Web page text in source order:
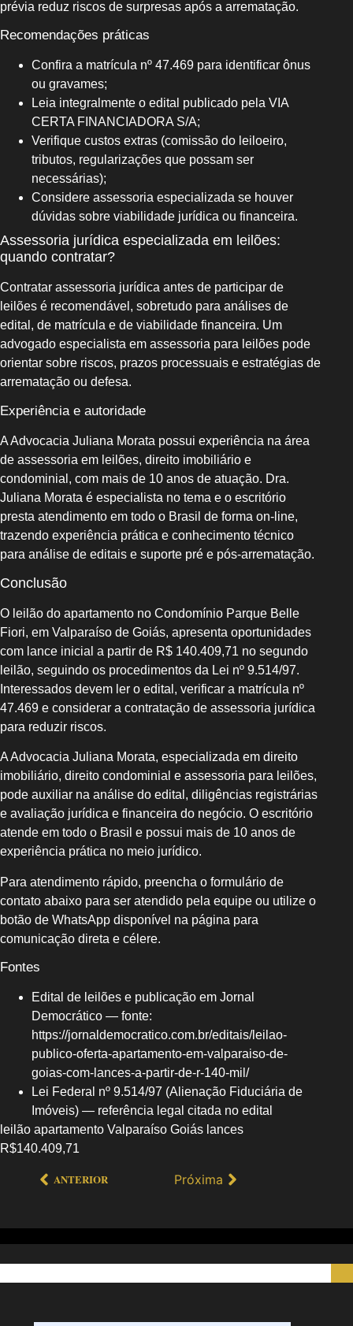
prévia reduz riscos de surpresas após a arrematação.
Recomendações práticas
Confira a matrícula nº 47.469 para identificar ônus
ou gravames;
Leia integralmente o edital publicado pela VIA
CERTA FINANCIADORA S/A;
Verifique custos extras (comissão do leiloeiro,
tributos, regularizações que possam ser
necessárias);
Considere assessoria especializada se houver
dúvidas sobre viabilidade jurídica ou financeira.
Assessoria jurídica especializada em leilões:
quando contratar?
Contratar assessoria jurídica antes de participar de
leilões é recomendável, sobretudo para análises de
edital, de matrícula e de viabilidade financeira. Um
advogado especialista em assessoria para leilões pode
orientar sobre riscos, prazos processuais e estratégias de
arrematação ou defesa.
Experiência e autoridade
A Advocacia Juliana Morata possui experiência na área
de assessoria em leilões, direito imobiliário e
condominial, com mais de 10 anos de atuação. Dra.
Juliana Morata é especialista no tema e o escritório
presta atendimento em todo o Brasil de forma on-line,
trazendo experiência prática e conhecimento técnico
para análise de editais e suporte pré e pós-arrematação.
Conclusão
O leilão do apartamento no Condomínio Parque Belle
Fiori, em Valparaíso de Goiás, apresenta oportunidades
com lance inicial a partir de R$ 140.409,71 no segundo
leilão, seguindo os procedimentos da Lei nº 9.514/97.
Interessados devem ler o edital, verificar a matrícula nº
47.469 e considerar a contratação de assessoria jurídica
para reduzir riscos.
A Advocacia Juliana Morata, especializada em direito
imobiliário, direito condominial e assessoria para leilões,
pode auxiliar na análise do edital, diligências registrárias
e avaliação jurídica e financeira do negócio. O escritório
atende em todo o Brasil e possui mais de 10 anos de
experiência prática no meio jurídico.
Para atendimento rápido, preencha o formulário de
contato abaixo para ser atendido pela equipe ou utilize o
botão de WhatsApp disponível na página para
comunicação direta e célere.
Fontes
Edital de leilões e publicação em Jornal
Democrático — fonte:
https://jornaldemocratico.com.br/editais/leilao-
publico-oferta-apartamento-em-valparaiso-de-
goias-com-lances-a-partir-de-r-140-mil/
Lei Federal nº 9.514/97 (Alienação Fiduciária de
Imóveis) — referência legal citada no edital
leilão apartamento Valparaíso Goiás lances
R$140.409,71
ANTERIOR Próxima